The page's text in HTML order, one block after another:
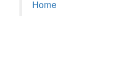
Home